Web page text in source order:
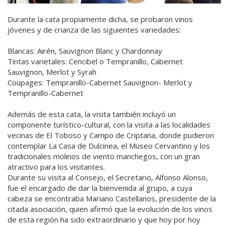
Durante la cata propiamente dicha, se probaron vinos
jóvenes y de crianza de las siguientes variedades:
Blancas: Airén, Sauvignon Blanc y Chardonnay
Tintas varietales: Cencibel o Tempranillo, Cabernet
Sauvignon, Merlot y Syrah
Coupages: Tempranillo-Cabernet Sauvignon- Merlot y
Tempranillo-Cabernet
Además de esta cata, la visita también incluyó un
componente turístico-cultural, con la visita a las localidades
vecinas de El Toboso y Campo de Criptana, donde pudieron
contemplar La Casa de Dulcinea, el Museo Cervantino y los
tradicionales molinos de viento manchegos, con un gran
atractivo para los visitantes.
Durante su visita al Consejo, el Secretario, Alfonso Alonso,
fue el encargado de dar la bienvenida al grupo, a cuya
cabeza se encontraba Mariano Castellanos, presidente de la
citada asociación, quien afirmó que la evolución de los vinos
de esta región ha sido extraordinario y que hoy por hoy